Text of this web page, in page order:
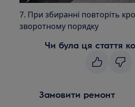
7. При збиранні повторіть
зворотному порядку
Чи була ця стаття
Замовити ремонт